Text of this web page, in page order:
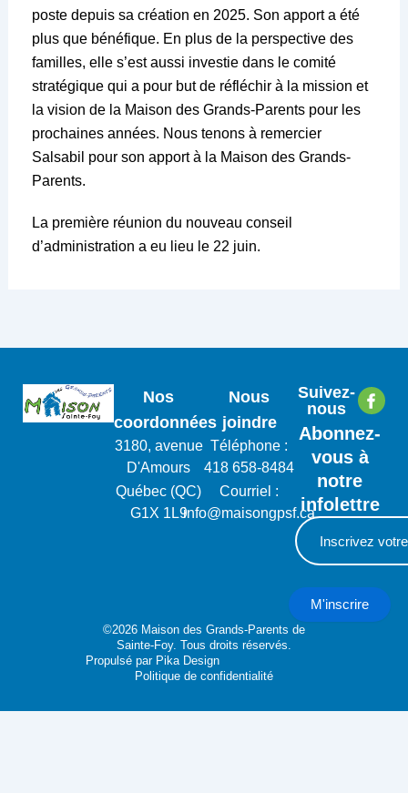
poste depuis sa création en 2025. Son apport a été
plus que bénéfique. En plus de la perspective des
familles, elle s’est aussi investie dans le comité
stratégique qui a pour but de réfléchir à la mission et
la vision de la Maison des Grands-Parents pour les
prochaines années. Nous tenons à remercier
Salsabil pour son apport à la Maison des Grands-
Parents.
La première réunion du nouveau conseil
d’administration a eu lieu le 22 juin.
Nos
coordonnées
3180, avenue
D'Amours
Québec (QC)
G1X 1L9
Nous
joindre
Téléphone :
418 658-8484
Courriel :
info@maisongpsf.ca
Suivez-
nous
Abonnez-
vous à
notre
infolettre
M'inscrire
©2026 Maison des Grands-Parents de
Sainte-Foy. Tous droits réservés.
Propulsé par Pika Design
Politique de confidentialité